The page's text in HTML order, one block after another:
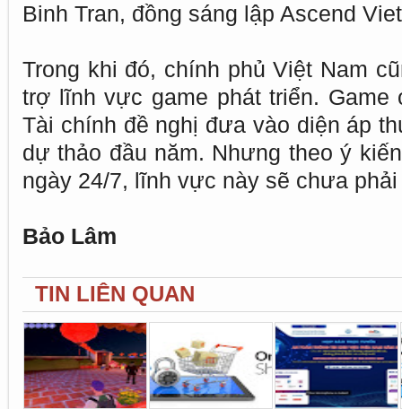
Binh Tran, đồng sáng lập Ascend
Trong khi đó, chính phủ Việt Nam
trợ lĩnh vực game phát triển. Game
Tài chính đề nghị đưa vào diện áp
dự thảo đầu năm. Nhưng theo ý
ngày 24/7, lĩnh vực này sẽ chưa
Bảo Lâm
TIN LIÊN QUAN